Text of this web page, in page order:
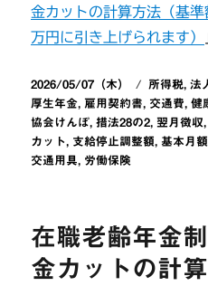
金カットの計算方法（基
万円に引き上げられます）
投
稿
日:
2026/05/07（木）
カ
テ
ゴ
リ
所得税,法
厚生年金,雇用契約書, 交通費,健
協会けんぽ,措法28の2,翌月徴収,
カット, 支給停止調整額,基本月額
交通用具, 労働保険
在職老齢年金
金カットの計